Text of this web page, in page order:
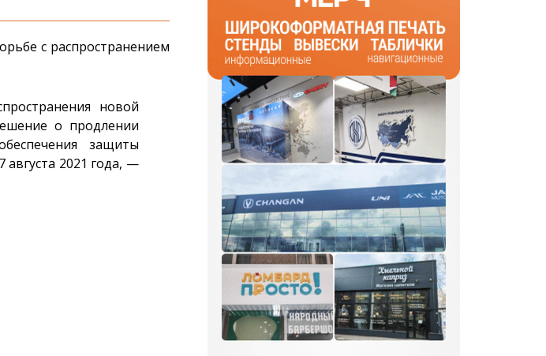
с распространением
новой
о продлении
защиты
августа 2021 года, —